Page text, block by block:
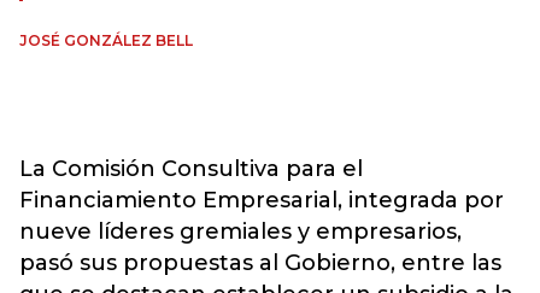
JOSÉ GONZÁLEZ BELL
La Comisión Consultiva para el
Financiamiento Empresarial, integrada por
nueve líderes gremiales y empresarios,
pasó sus propuestas al Gobierno, entre las